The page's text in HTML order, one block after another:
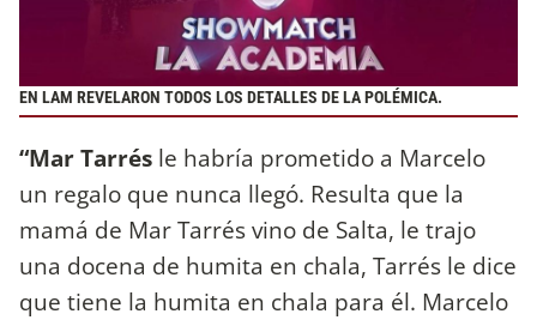
EN LAM REVELARON TODOS LOS DETALLES DE LA POLÉMICA.
“Mar Tarrés le habría prometido a Marcelo
un regalo que nunca llegó. Resulta que la
mamá de Mar Tarrés vino de Salta, le trajo
una docena de humita en chala, Tarrés le dice
que tiene la humita en chala para él. Marcelo